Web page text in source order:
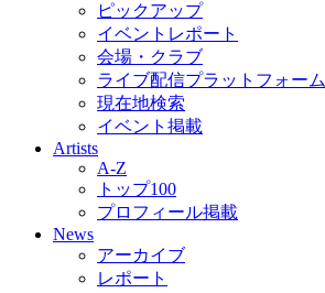
ピックアップ
イベントレポート
会場・クラブ
ライブ配信プラットフォーム
現在地検索
イベント掲載
Artists
A-Z
トップ100
プロフィール掲載
News
アーカイブ
レポート